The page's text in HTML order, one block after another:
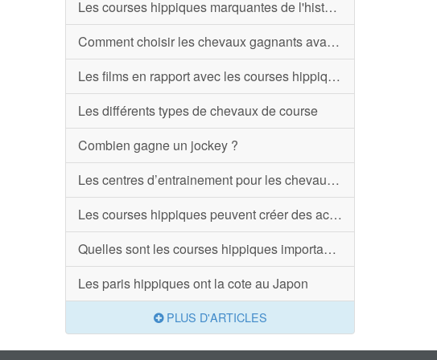
Les courses hippiques marquantes de l'histoire
Comment choisir les chevaux gagnants avant de parier ?
Les films en rapport avec les courses hippiques
Les différents types de chevaux de course
Combien gagne un jockey ?
Les centres d’entrainement pour les chevaux de course en France
Les courses hippiques peuvent créer des accidents
Quelles sont les courses hippiques importantes à ne pas manquer ?
Les paris hippiques ont la cote au Japon
PLUS D'ARTICLES